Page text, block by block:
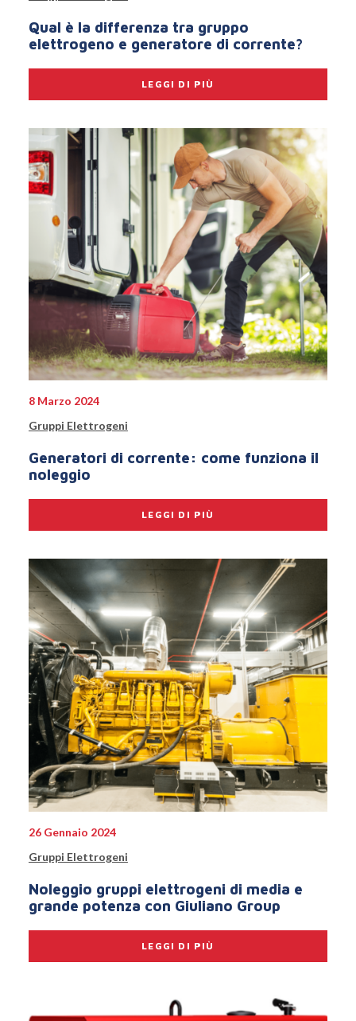
Qual è la differenza tra gruppo
elettrogeno e generatore di corrente?
LEGGI DI PIÙ
8 Marzo 2024
Gruppi Elettrogeni
Generatori di corrente: come funziona il
noleggio
LEGGI DI PIÙ
26 Gennaio 2024
Gruppi Elettrogeni
Noleggio gruppi elettrogeni di media e
grande potenza con Giuliano Group
LEGGI DI PIÙ